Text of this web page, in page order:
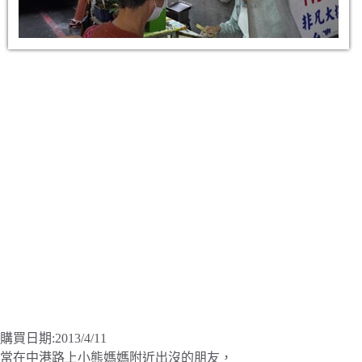
購買日期:2013/4/11
常在中港路上小熊媽媽附近出沒的朋友，